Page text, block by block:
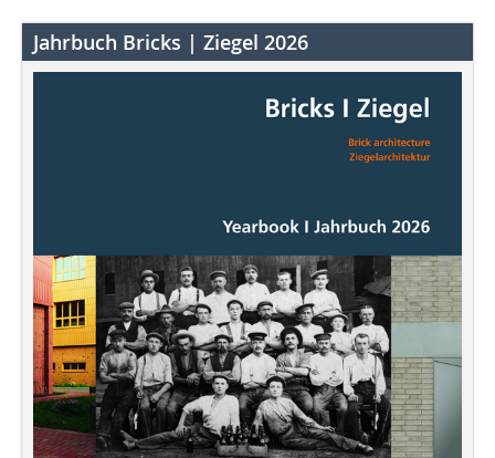
Jahrbuch Bricks | Ziegel 2026